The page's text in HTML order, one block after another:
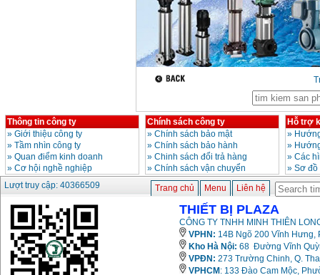
chi tiết Bosch GSB
13RE (650W)
Giá:2200000VND
Máy khoan Bosch
Động cơ xăng Honda
GX160 (5.5HP)
Giá :7200000
Thông tin công ty
» Giới thiệu công ty
» Tầm nhìn công ty
» Quan điểm kinh doanh
» Cơ hội nghề nghiệp
Chính sách công ty
» Chính sách bảo mật
» Chính sách bảo hành
» Chinh sách đổi trả hàng
» Chính sách vận chuyển
Hỗ trợ
»
»
» Các
» Sơ
Lượt truy cập: 40366509
Trang chủ Menu Liên hệ
THIẾT BỊ PLAZA
CÔNG TY TNHH MINH THIÊN
VPHN: 14B Ngõ 200 Vĩnh Hưng,
Kho Hà Nội: 68 Đường Vĩnh
VPĐN: 273 Trường Chinh, Q.
VPHCM : 133 Đào Cam Mộc,